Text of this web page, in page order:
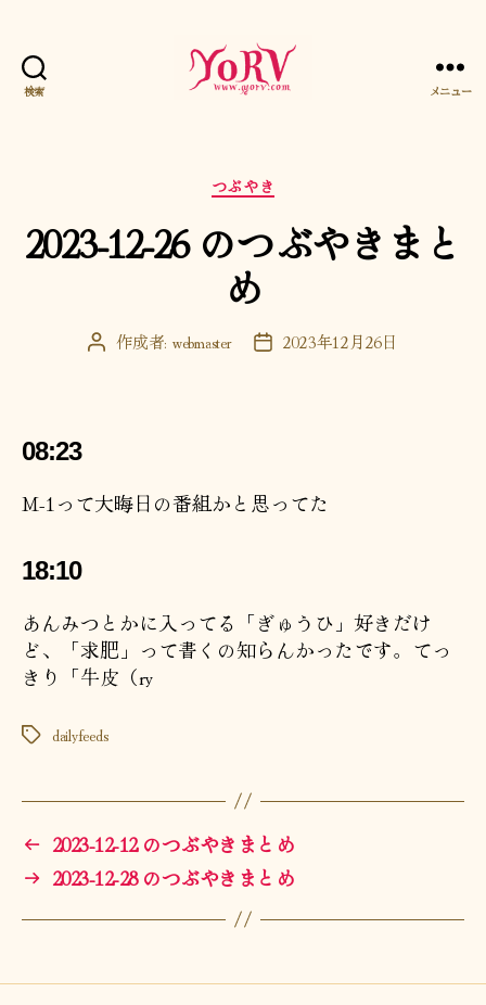
検索 メニュー
カ
テ
ゴ
リ
ー
つぶやき
2023-12-26 のつぶやきまと
め
投 作成者: webmaster
投 2023年12月26日
08:23
M-1って大晦日の番組かと思ってた
18:10
あんみつとかに入ってる「ぎゅうひ」好きだけ
ど、「求肥」って書くの知らんかったです。てっ
きり「牛皮（ry
タ
dailyfeeds
← 2023-12-12 のつぶやきまとめ
→ 2023-12-28 のつぶやきまとめ